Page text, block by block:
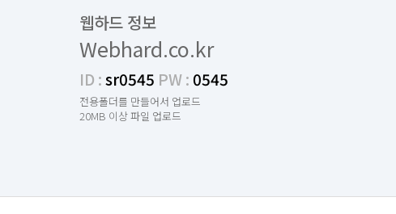
웹하드 정보
Webhard.co.kr
ID :sr0545 PW : 0545
전용폴더를 만들어서 업로드
20MB 이상 파일 업로드